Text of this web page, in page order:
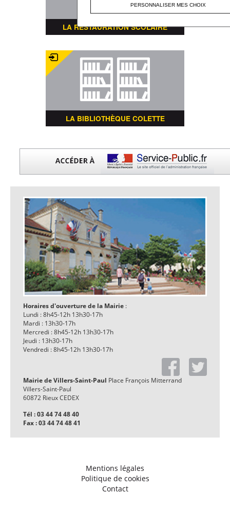
LA RESTAURATION SCOLAIRE
LA BIBLIOTHÈQUE COLETTE
Horaires d'ouverture de la Mairie :
Lundi : 8h45-12h 13h30-17h
Mardi : 13h30-17h
Mercredi : 8h45-12h 13h30-17h
Jeudi : 13h30-17h
Vendredi : 8h45-12h 13h30-17h
Mairie de Villers-Saint-Paul Place François Mitterrand
Villers-Saint-Paul
60872 Rieux CEDEX
Tél : 03 44 74 48 40
Fax : 03 44 74 48 41
Mentions légales
Politique de cookies
Contact
PERSONNALISER MES CHOIX